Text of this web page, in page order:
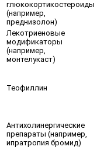
глюкокортикостероиды
(например,
преднизолон)
Лекотриеновые
модификаторы
(например,
монтелукаст)
Теофиллин
Антихолинергические
препараты (например,
ипратропия бромид)